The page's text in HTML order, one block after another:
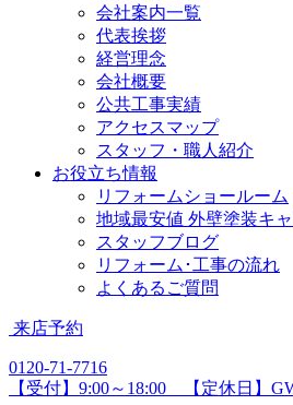
会社案内一覧
代表挨拶
経営理念
会社概要
公共工事実績
アクセスマップ
スタッフ・職人紹介
お役立ち情報
リフォームショールーム
地域最安値 外壁塗装キ
スタッフブログ
リフォーム･工事の流れ
よくあるご質問
来店予約
0120-71-7716
【受付】9:00～18:00 【定休日】